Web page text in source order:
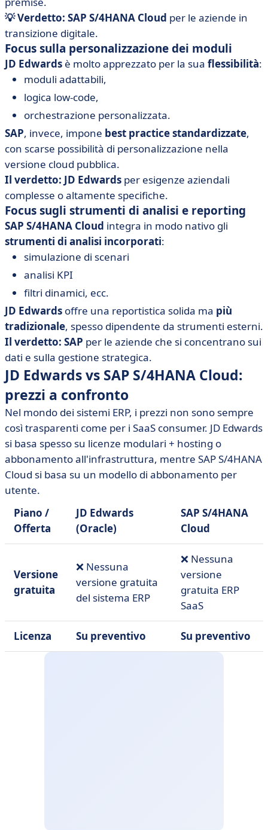
💡 Verdetto: SAP S/4HANA Cloud per le aziende in
transizione digitale.
Focus sulla personalizzazione dei moduli
JD Edwards è molto apprezzato per la sua flessibilità:
moduli adattabili,
logica low-code,
orchestrazione personalizzata.
SAP, invece, impone best practice standardizzate,
con scarse possibilità di personalizzazione nella
versione cloud pubblica.
Il verdetto: JD Edwards per esigenze aziendali
complesse o altamente specifiche.
Focus sugli strumenti di analisi e reporting
SAP S/4HANA Cloud integra in modo nativo gli
strumenti di analisi incorporati:
simulazione di scenari
analisi KPI
filtri dinamici, ecc.
JD Edwards offre una reportistica solida ma più
tradizionale, spesso dipendente da strumenti esterni.
Il verdetto: SAP per le aziende che si concentrano sui
dati e sulla gestione strategica.
JD Edwards vs SAP S/4HANA Cloud:
prezzi a confronto
Nel mondo dei sistemi ERP, i prezzi non sono sempre
così trasparenti come per i SaaS consumer. JD Edwards
si basa spesso su licenze modulari + hosting o
abbonamento all'infrastruttura, mentre SAP S/4HANA
Cloud si basa su un modello di abbonamento per
utente.
Piano /
Offerta
JD Edwards
(Oracle)
SAP S/4HANA
Cloud
Versione
gratuita
❌ Nessuna
versione gratuita
del sistema ERP
❌ Nessuna
versione
gratuita ERP
SaaS
Licenza Su preventivo Su preventivo